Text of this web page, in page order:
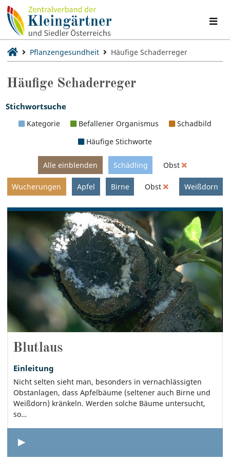
Pflanzengesundheit Häufige Schaderreger
Häufige Schaderreger
Stichwortsuche
Kategorie Befallener Organismus
Schadbild
Häufige Stichworte
Alle einblenden Schädling Obst
Wucherungen Apfel Birne Obst Weißdorn
Blutlaus
Einleitung
Nicht selten sieht man, besonders in vernachlässigten
Obstanlagen, dass Apfelbäume (seltener auch Birne und
Weißdorn) kränkeln. Werden solche Bäume untersucht,
so…